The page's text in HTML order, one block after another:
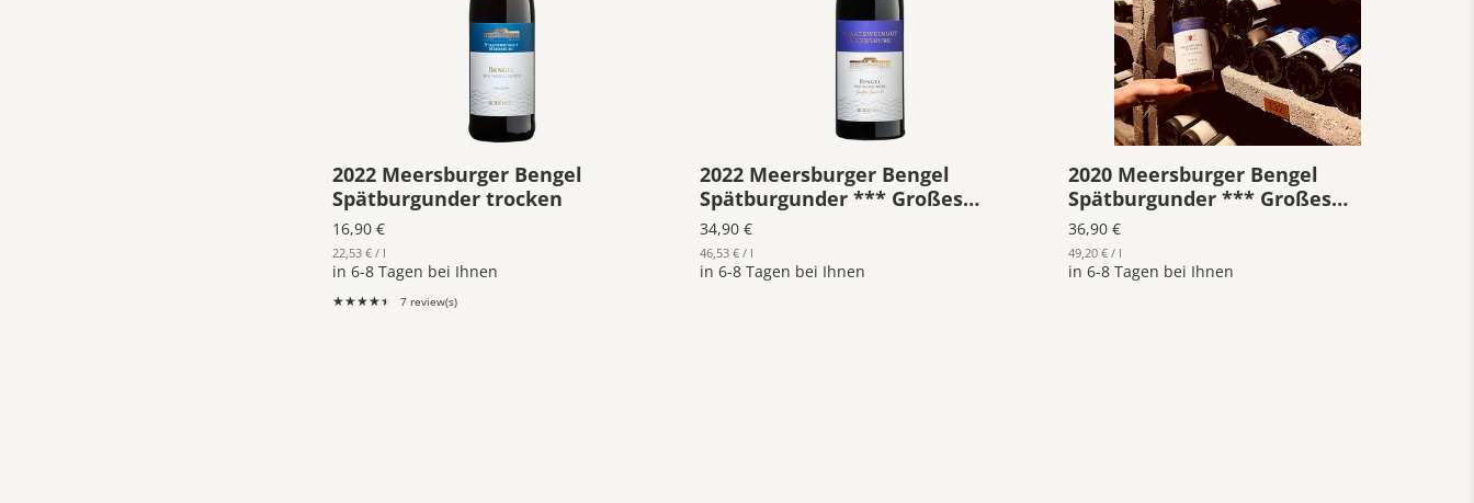
2022 Meersburger Bengel
Spätburgunder trocken
16,90 €
22,53 € / l
in 6-8 Tagen bei Ihnen
★★★★★
Rating:
7 review(s)
2022 Meersburger Bengel
Spätburgunder *** Großes
Gewächs
34,90 €
46,53 € / l
in 6-8 Tagen bei Ihnen
2020 Meersburger Bengel
Spätburgunder *** Großes
Gewächs
36,90 €
49,20 € / l
in 6-8 Tagen bei Ihnen